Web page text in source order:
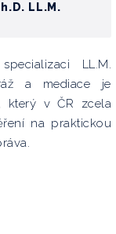
LL.M.
LL.M.
a mediace je
který v ČR zcela
na praktickou